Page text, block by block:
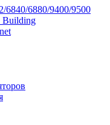
6840/6880/9400/9500
Building